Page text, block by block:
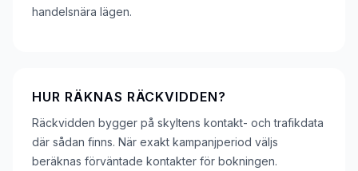
handelsnära lägen.
HUR RÄKNAS RÄCKVIDDEN?
Räckvidden bygger på skyltens kontakt- och trafikdata
där sådan finns. När exakt kampanjperiod väljs
beräknas förväntade kontakter för bokningen.